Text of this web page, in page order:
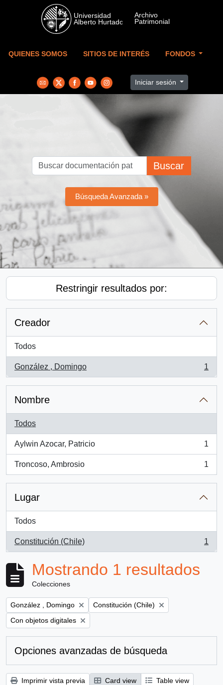
Skip to main content
QUIENES SOMOS SITIOS DE INTERÉS FONDOS
Iniciar sesión
Buscar
Búsqueda Avanzada »
Restringir resultados por:
Creador
Todos
González , Domingo
, 1 resultados
1
Nombre
Todos
Aylwin Azocar, Patricio
, 1 resultados
1
Troncoso, Ambrosio
, 1 resultados
1
Lugar
Todos
Constitución (Chile)
, 1 resultados
1
Mostrando 1 resultados
Colecciones
Remove filter:
González , Domingo Remove filter:
Constitución (Chile)
Remove filter:
Con objetos digitales
Opciones avanzadas de búsqueda
Imprimir vista previa Card view
Table view